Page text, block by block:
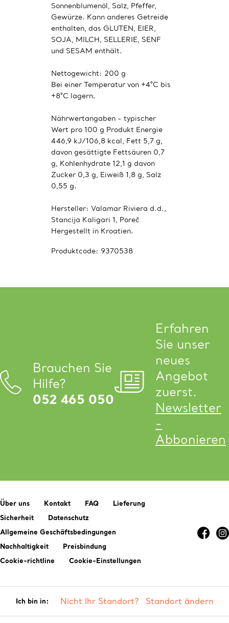
Sonnenblumenöl, Salz, Pfeffer,
Gewürze. Kann anderes Getreide
enthalten, das GLUTEN, EIER,
SOJA, MILCH, SELLERIE, SENF
und SESAM enthält.
Nettogewicht: 200 g
Bei einer Temperatur von +4°C bis
+8°C lagern.
Nährwertangaben - typischer
Wert pro 100 g Produkt Energie
446,9 kJ/106,8 kcal, Fett 5,7 g,
davon gesättigte Fettsäuren 0,7
g, Kohlenhydrate 12,1 g davon
Zucker 0,3 g, Eiweiß ​​1,8 g, Salz
0,55 g.
Hersteller: Valamar Riviera d.d.,
Stancija Kaligari 1, Poreč
Hergestellt in Kroatien.
Produktcode: 9370538
Brauchen Sie
Hilfe?
052 465 050
Erfahren
Sie unser
neues
Angebot
zuerst.
Newsletter
-
Abbonieren
Über uns Kontakt FAQ
Lieferung
Sicherheit
Datenschutz
Allgemeine Geschäftsbedingungen
Nachhaltigkeit
Preisbindung
Cookie-richtline
Cookie-Einstellungen
Ich bin in: Nicht Ihr Standort? Standort ändern